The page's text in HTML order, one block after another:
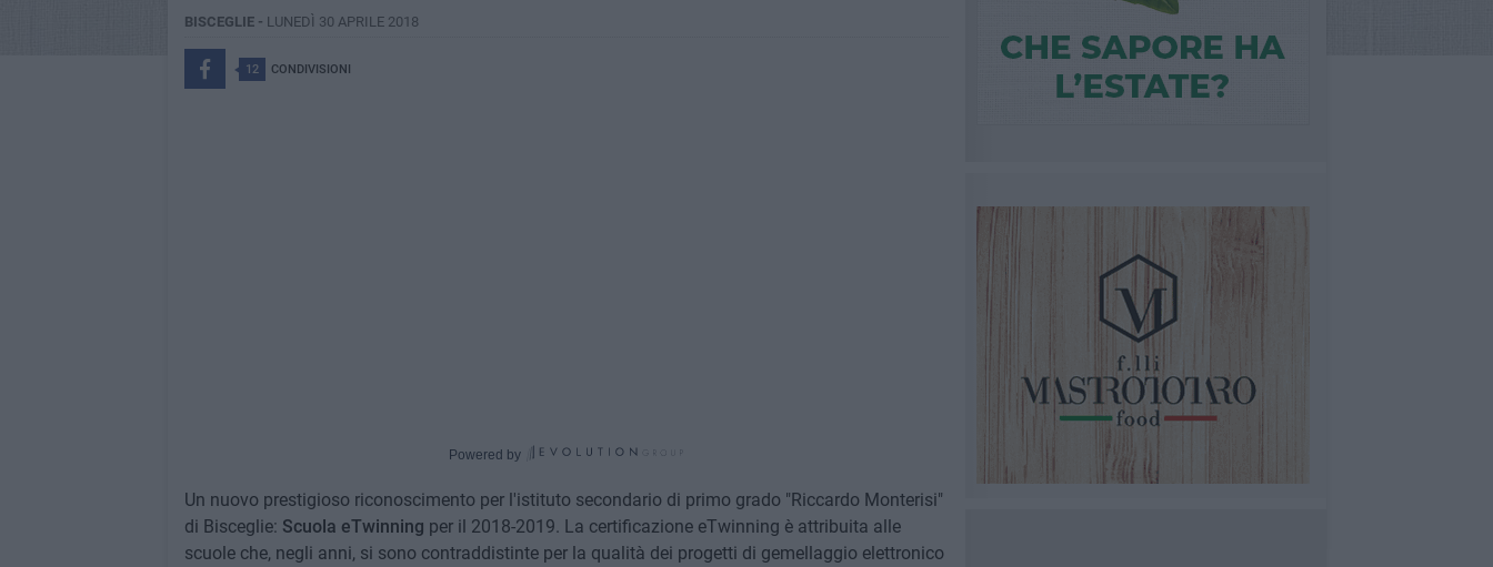
BISCEGLIE - LUNEDÌ 30 APRILE 2018
12 CONDIVISIONI
Powered by
Un nuovo prestigioso riconoscimento per l'istituto secondario di primo grado "Riccardo Monterisi"
di Bisceglie: Scuola eTwinning per il 2018-2019. La certificazione eTwinning è attribuita alle
scuole che, negli anni, si sono contraddistinte per la qualità dei progetti di gemellaggio elettronico